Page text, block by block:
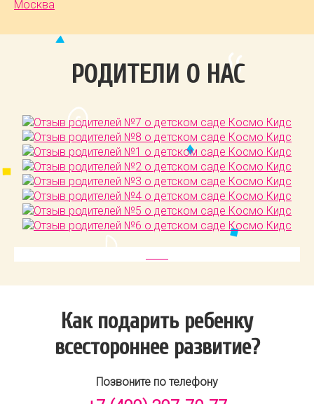
РОДИТЕЛИ О НАС
Как подарить ребенку
всестороннее развитие?
Позвоните по телефону